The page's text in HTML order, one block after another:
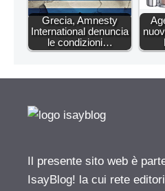
Grecia, Amnesty
International denuncia
le condizioni…
Il presente sito web è
IsayBlog! la cui rete